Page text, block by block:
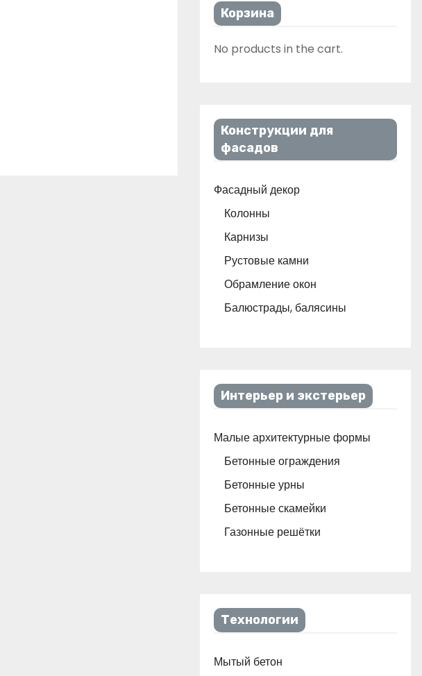
Корзина
No products in the cart.
Конструкции для
фасадов
Фасадный декор
Колонны
Карнизы
Рустовые камни
Обрамление окон
Балюстрады, балясины
Интерьер и экстерьер
Малые архитектурные формы
Бетонные ограждения
Бетонные урны
Бетонные скамейки
Газонные решётки
Технологии
Мытый бетон